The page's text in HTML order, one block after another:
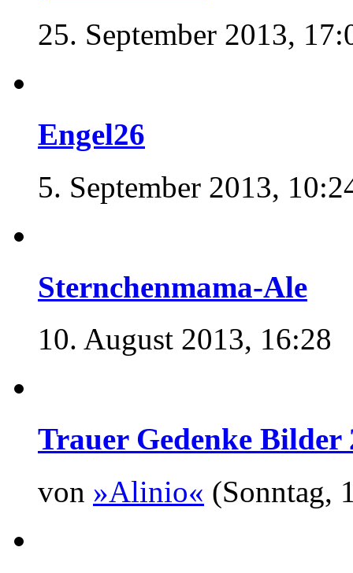
25. September 2013,
Engel26
5. September 2013,
Sternchenmama-Ale
10. August 2013, 16:28
Trauer Gedenke Bilder
von »Alinio« (Sonntag,